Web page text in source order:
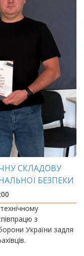
СКЛАДОВУ
БЕЗПЕКИ
з
України задля